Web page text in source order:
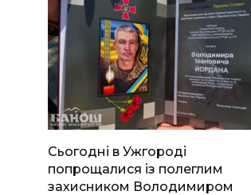
Сьогодні в Ужгороді
попрощалися із полеглим
захисником Володимиром